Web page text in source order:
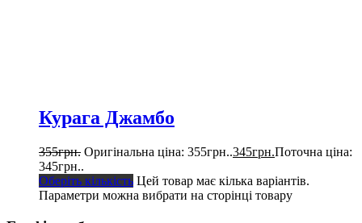
Курага Джамбо
355грн. Оригінальна ціна: 355грн..345грн.Поточна ціна:
345грн..
Оберіть кількість Цей товар має кілька варіантів.
Параметри можна вибрати на сторінці товару